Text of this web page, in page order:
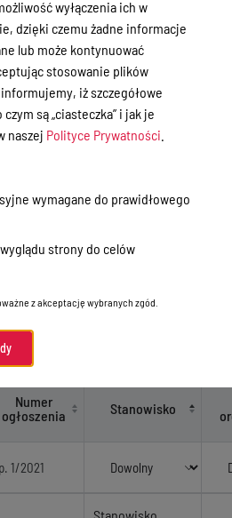
Numer
ogłoszenia
Stanowisko
wyłączenia ich w
dzięki czemu żadne informacje
lub może kontynuować
stosowanie plików
iż szczegółowe
są „ciasteczka” i jak je
naszej Polityce Prywatności
wymagane do prawidłowego
strony do celów
z akceptację wybranych zgód.